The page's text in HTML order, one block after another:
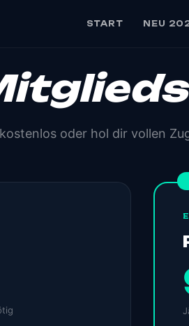
START NEU
oder hol dir vollen